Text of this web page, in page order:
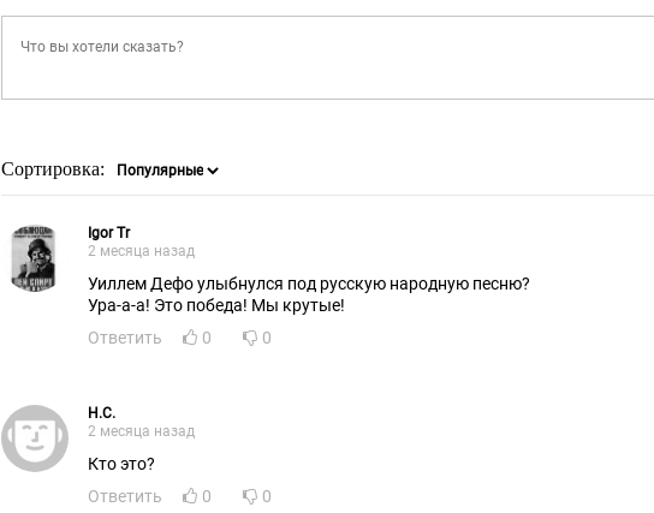
Сортировка:
Igor Tr
2 месяца назад
Уиллем Дефо улыбнулся под русскую народную песню?
Ура-а-а! Это победа! Мы крутые!
Ответить
0 0
H.C.
2 месяца назад
Кто это?
Ответить
0 0